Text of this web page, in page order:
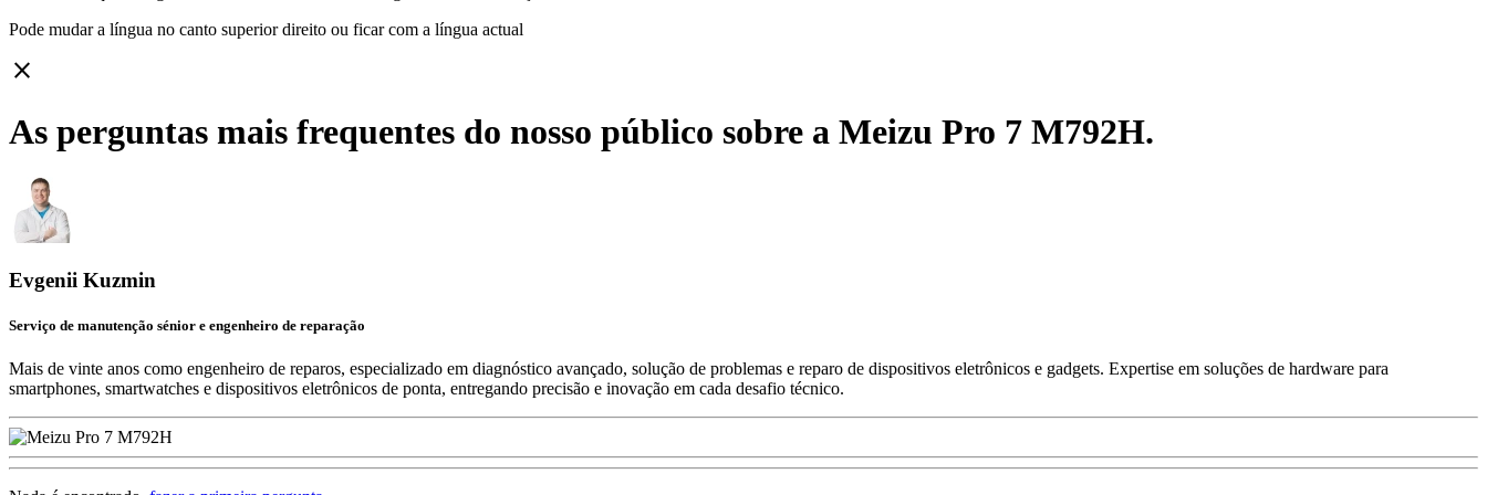
Pode mudar a língua no canto superior direito ou ficar com a língua actual
close
As perguntas mais frequentes do nosso público sobre a Meizu Pro 7 M792H.
Evgenii Kuzmin
Serviço de manutenção sénior e engenheiro de reparação
Mais de vinte anos como engenheiro de reparos, especializado em diagnóstico avançado, solução de problemas e reparo de dispositivos eletrônicos e gadgets. Expertise em soluções de hardware para
smartphones, smartwatches e dispositivos eletrônicos de ponta, entregando precisão e inovação em cada desafio técnico.